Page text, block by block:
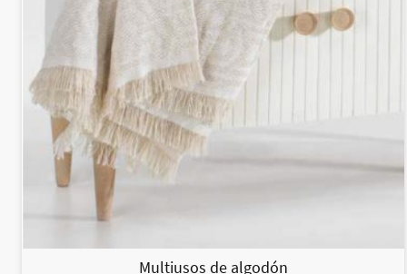
Multiusos de algodón